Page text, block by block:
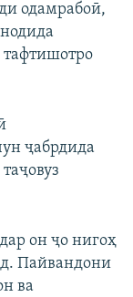
одамрабоӣ,
тафтишотро
ҷабрдида
он ҷо нигоҳ
Пайвандони
ва